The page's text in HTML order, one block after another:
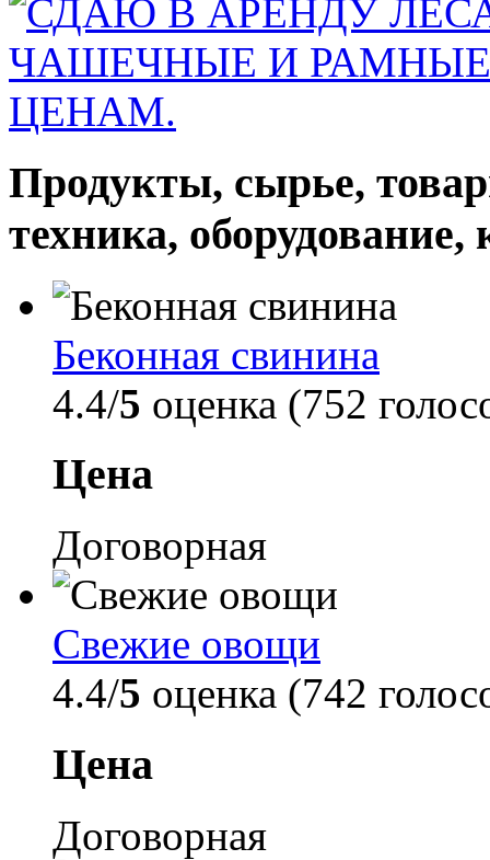
Продукты, сырье,
техника,
Беконная свинина
4.4/5 оценка (752
Цена
Договорная
Свежие овощи
4.4/5 оценка (742
Цена
Договорная